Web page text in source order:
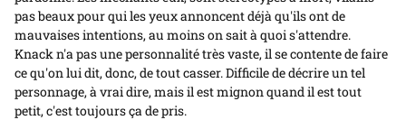
pas beaux pour qui les yeux annoncent déjà qu'ils ont de
mauvaises intentions, au moins on sait à quoi s'attendre.
Knack n'a pas une personnalité très vaste, il se contente de faire
ce qu'on lui dit, donc, de tout casser. Difficile de décrire un tel
personnage, à vrai dire, mais il est mignon quand il est tout
petit, c'est toujours ça de pris.